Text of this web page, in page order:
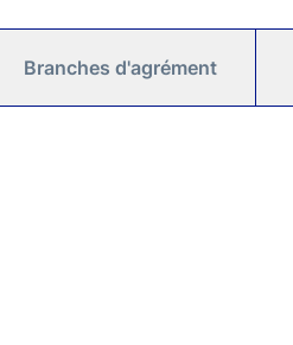
Branches d'agrément